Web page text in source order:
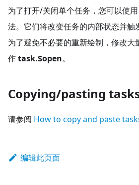
为了打开/关闭单个任务，您可以使用
法。它们将改变任务的内部状态并触
为了避免不必要的重新绘制，修改大
作task.$open。
Copying/pasting
请参阅 How to copy and paste
编辑此页面